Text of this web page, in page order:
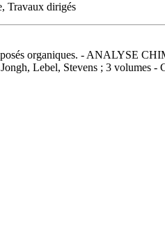
Travaux dirigés
organiques. - ANALYSE
Lebel, Stevens ; 3